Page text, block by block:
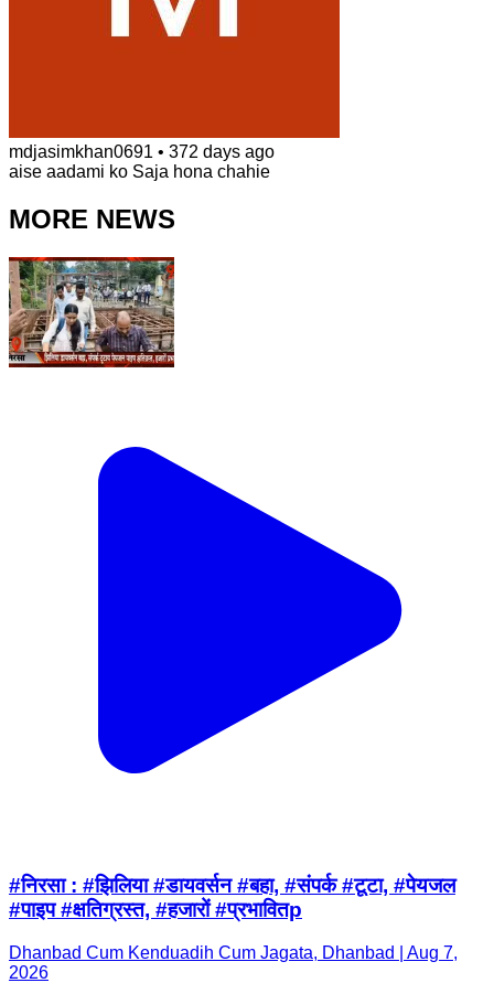
mdjasimkhan0691 • 372 days ago
aise aadami ko Saja hona chahie
MORE NEWS
#निरसा : #झिलिया #डायवर्सन #बहा, #संपर्क #टूटा, #पेयजल
#पाइप #क्षतिग्रस्त, #हजारों #प्रभावितp
Dhanbad Cum Kenduadih Cum Jagata, Dhanbad | Aug 7,
2026